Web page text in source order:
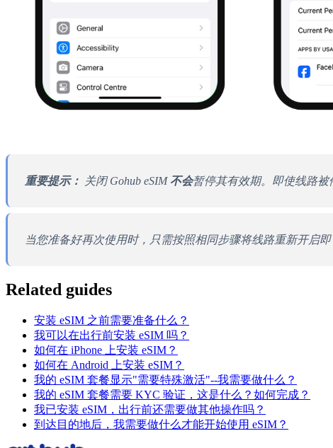
重要提示： 关闭 Gohub eSIM 不会暂停其有效期。即使线路被
当您准备好再次使用时，只需按照相同步骤将线路重新开启即
Related guides
安装 eSIM 之前需要准备什么？
我可以在出行前安装 eSIM 吗？
如何在 iPhone 上安装 eSIM？
如何在 Android 上安装 eSIM？
我的 eSIM 套餐显示"需要特殊激活"--我需要做什么？
我的 eSIM 套餐需要 KYC 验证，这是什么？如何完成？
我已安装 eSIM，出行前还需要做其他操作吗？
到达目的地后，我需要做什么才能开始使用 eSIM？